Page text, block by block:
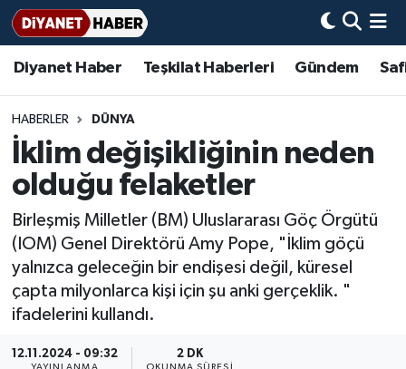
Diyanet Haber Teşkilat Haberleri Gündem
HABERLER DÜNYA
İklim değişikliğinin neden
olduğu felaketler
Birleşmiş Milletler (BM) Uluslararası Göç Örgütü
(IOM) Genel Direktörü Amy Pope, "İklim göçü
yalnızca geleceğin bir endişesi değil, küresel
çapta milyonlarca kişi için şu anki gerçeklik. "
ifadelerini kullandı.
12.11.2024 - 09:32
YAYINLANMA
2 DK
OKUNMA SÜRESI
Diyanet Haber
Teşkilat Haberleri
Adana Müftülüğü
Adıyaman Müftülüğü
Afyonkarahisar Müftülüğü
Aksaray Müftülüğü
Amasya Müftülüğü
Ankara Müftülüğü
Gündem
Bir Ayet
Bir Hikaye
Biyografiler
Diyanet Bilgi
Diyanet Takvimi
Dualar
Basında Bugün
DİYANET eKİTAP
Diyanet Dergi
Aile Dergisi
Aylık Dergi
İmam Hatip Okulları
Başmakale
Hadis-i Şerifler
Hayat Okumaları
Nöbetçi Eczaneler
Hava Durumu
Ankara Namaz Vakitleri
Süper Lig Puan Durumu ve Fikstür
Tüm Manşetler
Son Dakika Haberleri